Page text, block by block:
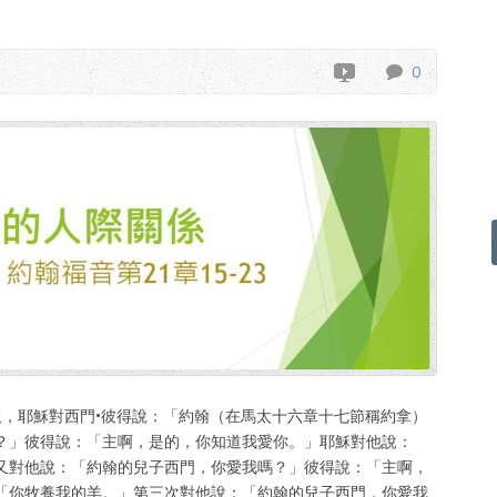
0
耶穌對西門•彼得說：「約翰（在馬太十六章十七節稱約拿）
彼得說：「主啊，是的，你知道我愛你。」耶穌對他說：
他說：「約翰的兒子西門，你愛我嗎？」彼得說：「主啊，
牧養我的羊。」第三次對他說：「約翰的兒子西門，你愛我